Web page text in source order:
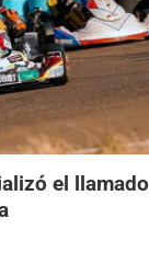
el llamado